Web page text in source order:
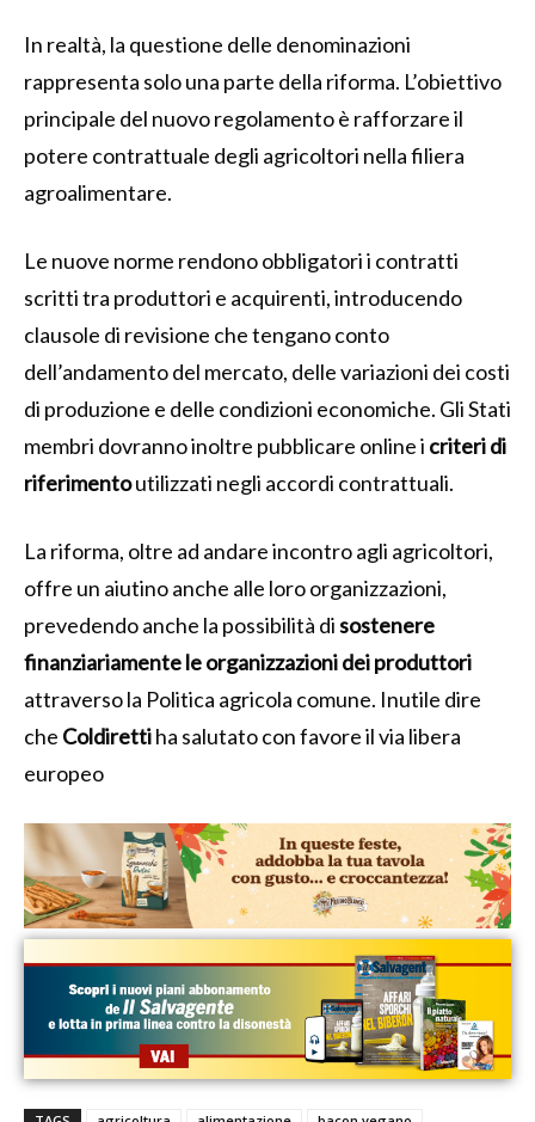
In realtà, la questione delle denominazioni
rappresenta solo una parte della riforma. L’obiettivo
principale del nuovo regolamento è rafforzare il
potere contrattuale degli agricoltori nella filiera
agroalimentare.
Le nuove norme rendono obbligatori i contratti
scritti tra produttori e acquirenti, introducendo
clausole di revisione che tengano conto
dell’andamento del mercato, delle variazioni dei costi
di produzione e delle condizioni economiche. Gli Stati
membri dovranno inoltre pubblicare online i criteri di
riferimentoutilizzati negli accordi contrattuali.
La riforma, oltre ad andare incontro agli agricoltori,
offre un aiutino anche alle loro organizzazioni,
prevedendo anche la possibilità disostenere
finanziariamente le organizzazioni dei produttori
attraverso la Politica agricola comune. Inutile dire
che Coldirettiha salutato con favore il via libera
europeo